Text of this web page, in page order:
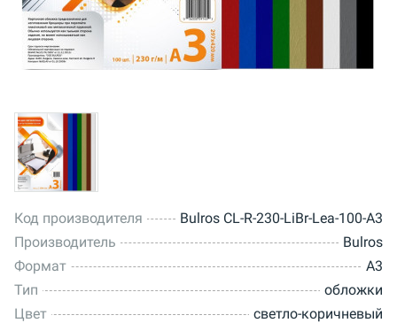
Код производителя
Bulros CL-R-230-LiBr-Lea-100-A3
Производитель
Bulros
Формат
A3
Тип
обложки
Цвет
светло-коричневый